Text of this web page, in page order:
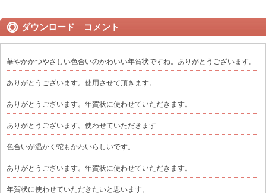
ダウンロード コメント
華やかかつやさしい色合いのかわいい年賀状ですね。ありがとうございます。
ありがとうございます。使用させて頂きます。
ありがとうございます。年賀状に使わせていただきます。
ありがとうございます。使わせていただきます
色合いが温かく蛇もかわいらしいです。
ありがとうございます。年賀状に使わせていただきます。
年賀状に使わせていただきたいと思います。